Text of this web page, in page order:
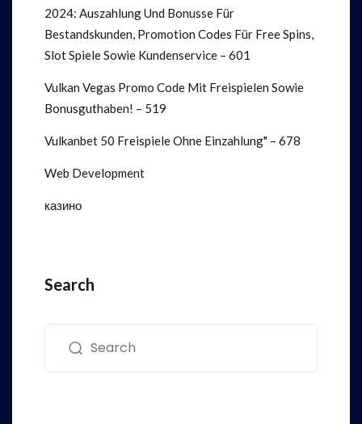
2024: Auszahlung Und Bonusse Für
Bestandskunden, Promotion Codes Für Free Spins,
Slot Spiele Sowie Kundenservice – 601
Vulkan Vegas Promo Code Mit Freispielen Sowie
Bonusguthaben! – 519
Vulkanbet 50 Freispiele Ohne Einzahlung" – 678
Web Development
казино
Search